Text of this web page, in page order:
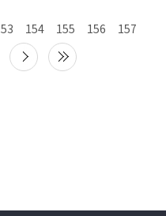
154 155 156
157